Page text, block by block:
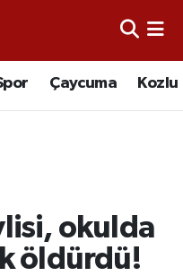
Çaycuma Kozlu
okulda
öldürdü!